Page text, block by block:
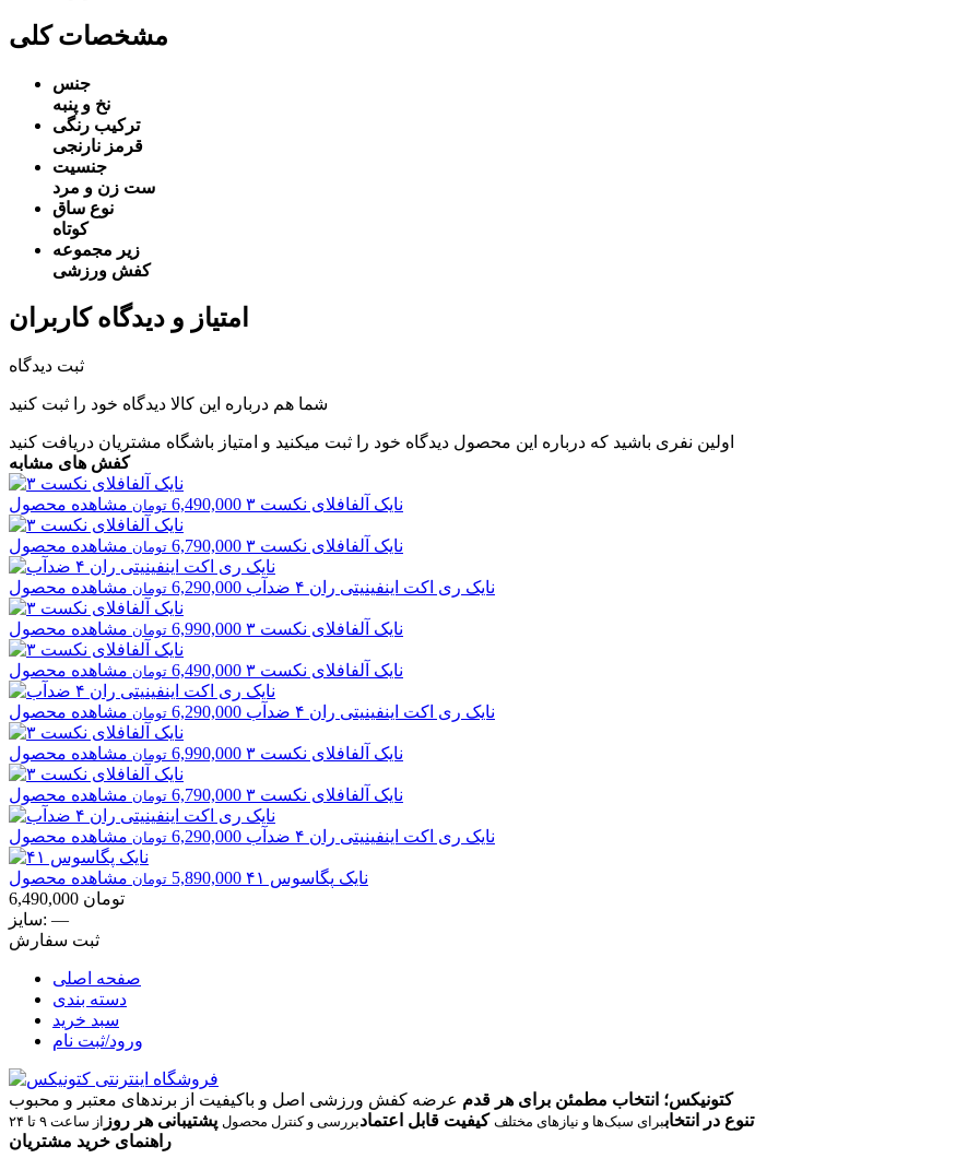
مشخصات کلی
جنس
نخ و پنبه
ترکیب رنگی
قرمز نارنجی
جنسیت
ست زن و مرد
نوع ساق
کوتاه
زیر مجموعه
کفش ورزشی
امتیاز و دیدگاه کاربران
ثبت دیدگاه
شما هم درباره این کالا دیدگاه خود را ثبت کنید
اولین نفری باشید که درباره این محصول دیدگاه خود را ثبت میکنید و امتیاز باشگاه مشتریان دریافت کنید
کفش های مشابه
نایک آلفافلای نکست ۳ 6,490,000 تومان مشاهده محصول
نایک آلفافلای نکست ۳ 6,790,000 تومان مشاهده محصول
نایک ری اکت اینفینیتی ران ۴ ضدآب 6,290,000 تومان مشاهده محصول
نایک آلفافلای نکست ۳ 6,990,000 تومان مشاهده محصول
نایک آلفافلای نکست ۳ 6,490,000 تومان مشاهده محصول
نایک ری اکت اینفینیتی ران ۴ ضدآب 6,290,000 تومان مشاهده محصول
نایک آلفافلای نکست ۳ 6,990,000 تومان مشاهده محصول
نایک آلفافلای نکست ۳ 6,790,000 تومان مشاهده محصول
نایک ری اکت اینفینیتی ران ۴ ضدآب 6,290,000 تومان مشاهده محصول
نایک پگاسوس ۴۱ 5,890,000 تومان مشاهده محصول
6,490,000 تومان
سایز: —
ثبت سفارش
صفحه اصلی
دسته بندی
سبد خرید
ورود/ثبت نام
کتونیکس؛ انتخاب مطمئن برای هر قدم عرضه کفش ورزشی اصل و باکیفیت از برندهای معتبر و محبوب
تنوع در انتخاببرای سبک‌ها و نیازهای مختلف کیفیت قابل اعتمادبررسی و کنترل محصول پشتیبانی هر روز از ساعت ۹ تا ۲۴
راهنمای خرید مشتریان